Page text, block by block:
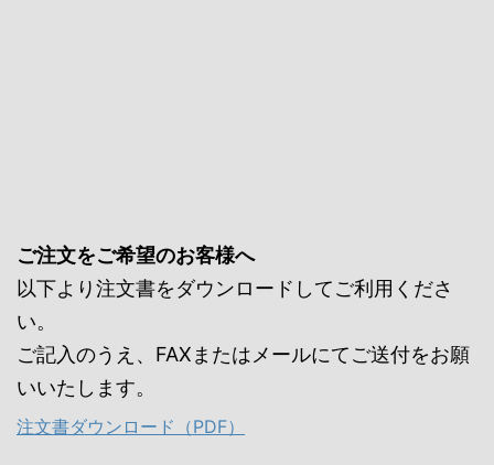
ご注文をご希望のお客様へ
以下より注文書をダウンロードしてご利用くださ
い。
ご記入のうえ、FAXまたはメールにてご送付をお願
いいたします。
注文書ダウンロード（PDF）